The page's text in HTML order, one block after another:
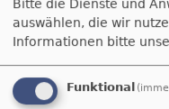
Bildrechte rp
Bitte die Dienste und
auswählen, die wir
Informationen bitte
Funktional